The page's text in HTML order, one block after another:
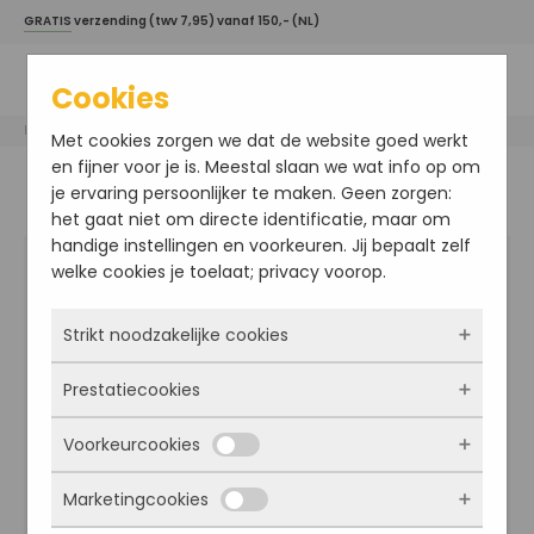
GRATIS verzending (twv 7,95) vanaf 150,- (NL)
Home / Davines haarproducten More Inside / Texturizing Serum
Cookies
Met cookies zorgen we dat de website goed werkt
en fijner voor je is. Meestal slaan we wat info op om
je ervaring persoonlijker te maken. Geen zorgen:
het gaat niet om directe identificatie, maar om
handige instellingen en voorkeuren. Jij bepaalt zelf
welke cookies je toelaat; privacy voorop.
Strikt noodzakelijke cookies
Deze cookies zorgen ervoor dat de website
überhaupt werkt. Ze zijn dus altijd actief en
kunnen niet worden uitgezet. Meestal worden
ze alleen geplaatst als jij iets doet, zoals
inloggen, een formulier invullen of je
Prestatiecookies
Met deze cookies zien we hoe vaak onze site
bezocht wordt, waar bezoekers vandaan
komen en welke pagina’s populair zijn. Zo
Voorkeurcookies
Deze cookies onthouden jouw voorkeuren.
Marketingcookies